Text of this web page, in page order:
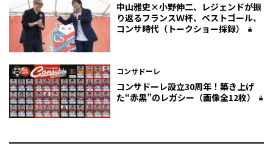
中山雅史×小野伸二、レジェンドが振
り返るフランスＷ杯、ベストゴール、
コンサ時代（トークショー採録）
コンサドーレ
コンサドーレ設立30周年！築き上げ
た“赤黒”のレガシー（画像全12枚）